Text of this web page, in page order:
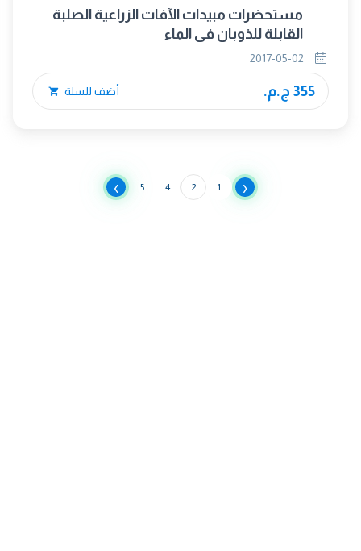
مستحضرات مبيدات الآفات الزراعية الصلبة
القابلة للذوبان فى الماء
355 ج.م. أضف للسلة
‹
1
2
4
5
›